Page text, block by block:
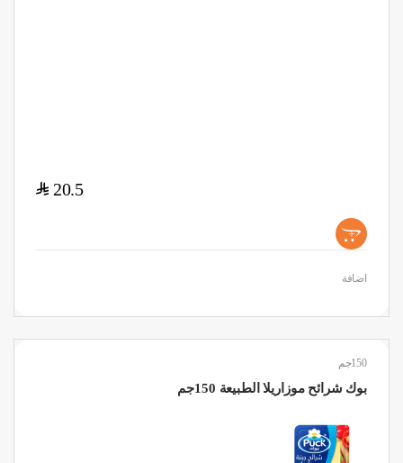
20.5
$
+
اضافة
150جم
بوك شرائح موزاريلا الطبيعة 150جم